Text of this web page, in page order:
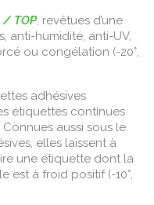
/ TOP, revêtues d’une
anti-humidité, anti-UV,
ou congélation (-20°,
adhésives
étiquettes continues
aussi sous le
elles laissent à
une étiquette dont la
est à froid positif (-10°,